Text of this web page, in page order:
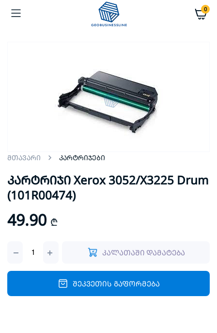
0
მთავარი კარტრიჯები
კარტრიჯი Xerox 3052/X3225 Drum
(101R00474)
49.90 ₾
Xerox
Drum
კალათაში დამატება
შეკვეთის გაფორმება